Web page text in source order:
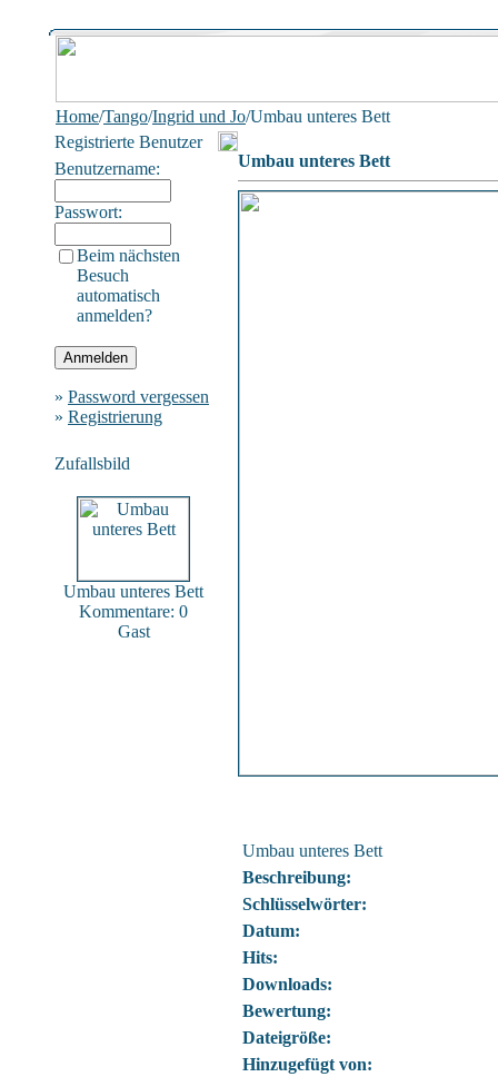
Home/Tango/Ingrid und Jo/Umbau unteres Bett
Registrierte Benutzer
Benutzername:
Passwort:
Beim nächsten
Besuch
automatisch
anmelden?
» Password vergessen
» Registrierung
Zufallsbild
Umbau unteres Bett
Kommentare: 0
Gast
Umbau unteres Bett
Umbau unteres Bett
Beschreibung:
Schlüsselwörter:
Datum:
Hits:
Downloads:
Bewertung:
Dateigröße:
Hinzugefügt von: